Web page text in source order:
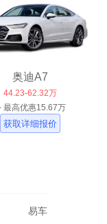
奥迪A7
44.23-62.32万
最高优惠15.67万
获取详细报价
易车